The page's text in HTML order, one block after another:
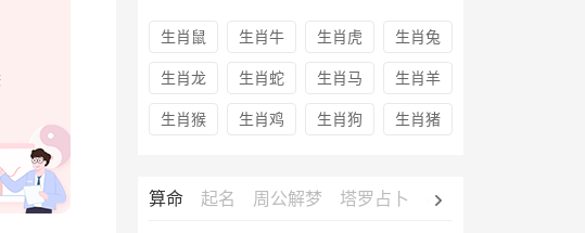
生肖鼠 生肖牛 生肖虎 生肖兔
生肖龙 生肖蛇 生肖马 生肖羊
生肖猴 生肖鸡 生肖狗 生肖猪
算命 起名 周公解梦 塔罗占卜 心理测试